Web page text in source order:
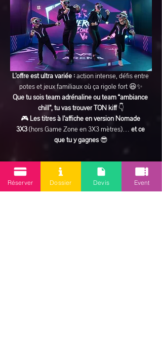
L’offre est ultra variée : action intense, défis entre
potes et jeux familiaux où ça rigole fort 😆✨
Que tu sois team adrénaline ou team “ambiance
chill”, tu vas trouver TON kiff 👇
🎮 Les titres à l’affiche en version Nomade
3X3 (hors Game Zone en 3X3 mètres)… et ce
que tu y gagnes 😎
En lire plus >
Réserver Dossier Devis Event